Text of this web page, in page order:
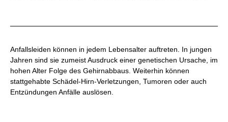
Anfallsleiden können in jedem Lebensalter auftreten. In jungen
Jahren sind sie zumeist Ausdruck einer genetischen Ursache, im
hohen Alter Folge des Gehirnabbaus. Weiterhin können
stattgehabte Schädel-Hirn-Verletzungen, Tumoren oder auch
Entzündungen Anfälle auslösen.